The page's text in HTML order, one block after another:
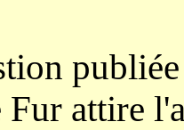
attire